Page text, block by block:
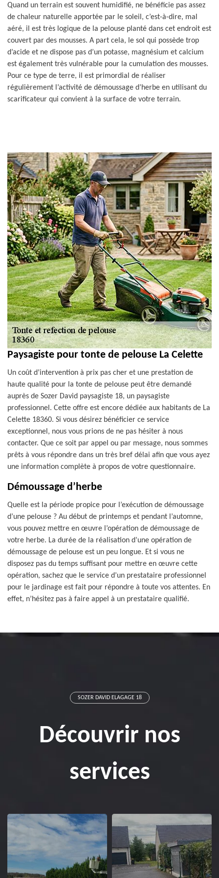
Quand un terrain est souvent humidifié, ne bénéficie pas assez
de chaleur naturelle apportée par le soleil, c’est-à-dire, mal
aéré, il est très logique de la pelouse planté dans cet endroit est
couvert par des mousses. A part cela, le sol qui possède trop
d’acide et ne dispose pas d’un potasse, magnésium et calcium
est également très vulnérable pour la cumulation des mousses.
Pour ce type de terre, il est primordial de réaliser
régulièrement l’activité de démoussage d’herbe en utilisant du
scarificateur qui convient à la surface de votre terrain.
Paysagiste pour tonte de pelouse La Celette
Un coût d’intervention à prix pas cher et une prestation de
haute qualité pour la tonte de pelouse peut être demandé
auprès de Sozer David paysagiste 18, un paysagiste
professionnel. Cette offre est encore dédiée aux habitants de La
Celette 18360. Si vous désirez bénéficier ce service
exceptionnel, nous vous prions de ne pas hésiter à nous
contacter. Que ce soit par appel ou par message, nous sommes
prêts à vous répondre dans un très bref délai afin que vous ayez
une information complète à propos de votre questionnaire.
Démoussage d’herbe
Quelle est la période propice pour l’exécution de démoussage
d’une pelouse ? Au début de printemps et pendant l’automne,
vous pouvez mettre en œuvre l’opération de démoussage de
votre herbe. La durée de la réalisation d’une opération de
démoussage de pelouse est un peu longue. Et si vous ne
disposez pas du temps suffisant pour mettre en œuvre cette
opération, sachez que le service d’un prestataire professionnel
pour le jardinage est fait pour répondre à toute vos attentes. En
effet, n’hésitez pas à faire appel à un prestataire qualifié.
SOZER DAVID ELAGAGE 18
Découvrir nos
services